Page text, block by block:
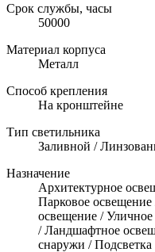
Срок службы, часы
50000
Материал корпуса
Металл
Способ крепления
На кронштейне
Тип светильника
Заливной /
Назначение
Архитектурное
Парковое освещение
освещение /
/ Ландшафтное
снаружи /